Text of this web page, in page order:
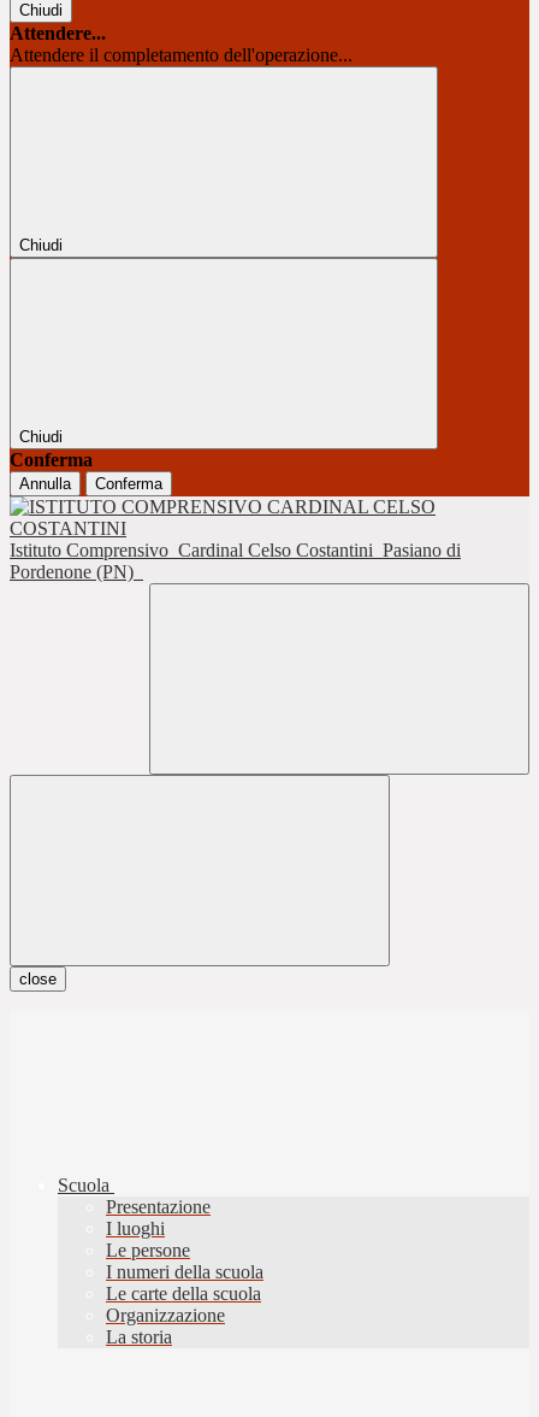
Chiudi
Attendere...
Attendere il completamento dell'operazione...
Chiudi
Chiudi
Conferma
Annulla Conferma
Istituto Comprensivo Cardinal Celso Costantini Pasiano di
Pordenone (PN)
close
Scuola
Presentazione
I luoghi
Le persone
I numeri della scuola
Le carte della scuola
Organizzazione
La storia